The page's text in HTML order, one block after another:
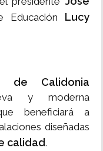
Educación Lucy
de Calidonia
y moderna
beneficiará a
diseñadas
calidad.